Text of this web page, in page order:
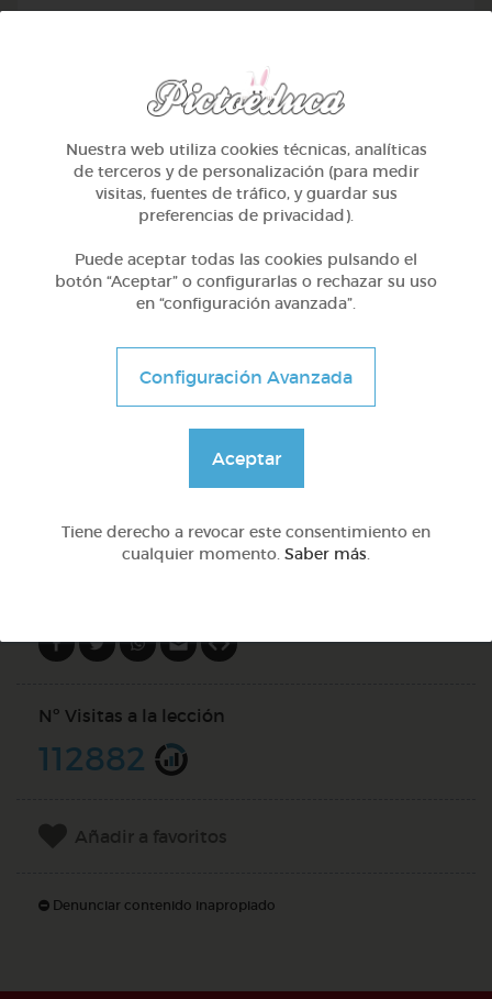
1º Primaria (6-7 años)
Educación vial en galego
DOCS (2)
Nº Visitas a la lección
112882
Añadir a favoritos
Denunciar contenido inapropiado
Nuestra web utiliza cookies técnicas, analíticas
de terceros y de personalización (para medir
visitas, fuentes de tráfico, y guardar sus
preferencias de privacidad).
Puede aceptar todas las cookies pulsando el
botón “Aceptar” o configurarlas o rechazar su uso
en “configuración avanzada”.
Configuración Avanzada
Aceptar
Tiene derecho a revocar este consentimiento en
cualquier momento. Saber más.